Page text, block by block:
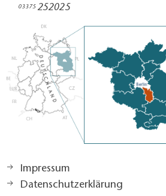
03375252025​
Impressum
Datenschutzerklärung